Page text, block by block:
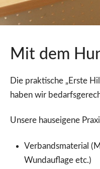
Mit dem
Die praktische „Erste
haben wir
Unsere hauseigene
Verbandsmaterial
Wundauflage etc.)